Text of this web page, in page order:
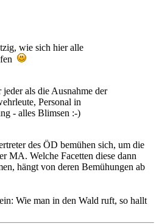
wie sich hier alle
als die Ausnahme der
Personal in
- alles Blimsen :-)
des ÖD bemühen sich, um die
MA. Welche Facetten diese dann
hängt von deren Bemühungen ab
Wie man in den Wald ruft, so hallt